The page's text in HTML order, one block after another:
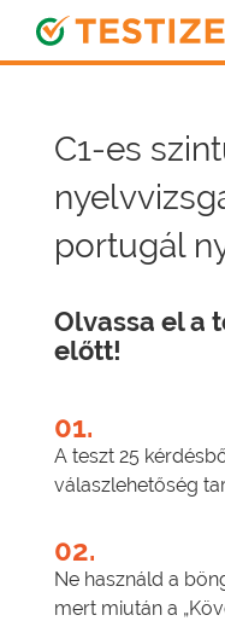
C1-es
portugál
Olvassa el a
előtt!
01.
A teszt 25
válaszlehetőség
02.
Ne használd a
mert miután a